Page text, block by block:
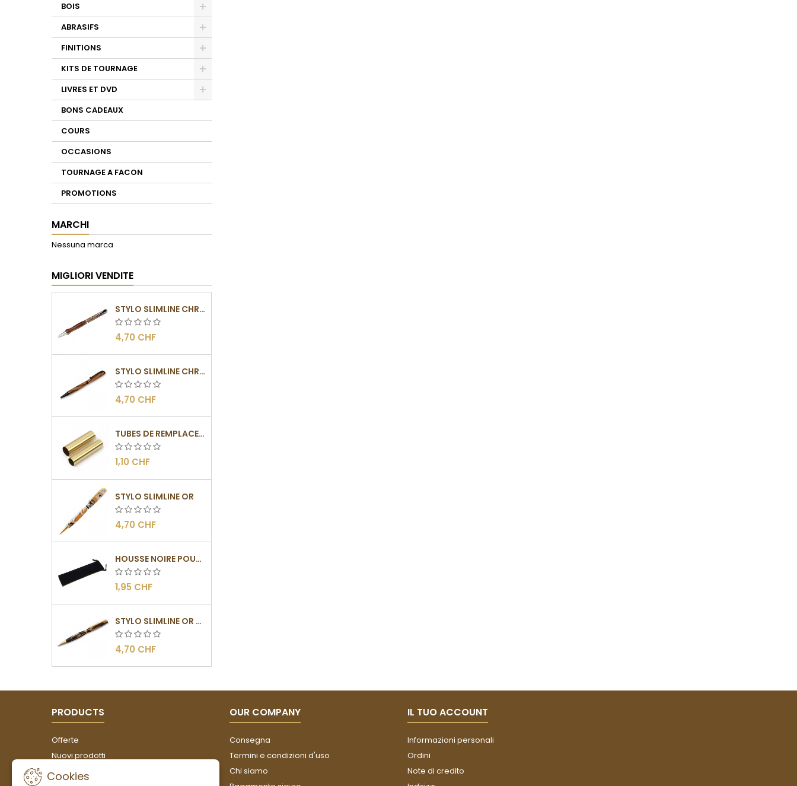
BOIS
ABRASIFS
FINITIONS
KITS DE TOURNAGE
LIVRES ET DVD
BONS CADEAUX
COURS
OCCASIONS
TOURNAGE A FACON
PROMOTIONS
MARCHI
Nessuna marca
MIGLIORI VENDITE
STYLO SLIMLINE CHROMÉ
4,70 CHF
STYLO SLIMLINE CHROMÉ NOIR
4,70 CHF
TUBES DE REMPLACEMENT POUR MÉCANISMES SLIMLINE
1,10 CHF
STYLO SLIMLINE OR
4,70 CHF
HOUSSE NOIRE POUR STYLOS
1,95 CHF
STYLO SLIMLINE OR - BARRETTE PLATE
4,70 CHF
PRODUCTS
Offerte
Nuovi prodotti
Più venduti
OUR COMPANY
Consegna
Termini e condizioni d'uso
Chi siamo
IL TUO ACCOUNT
Informazioni personali
Ordini
Note di credito
Cookies